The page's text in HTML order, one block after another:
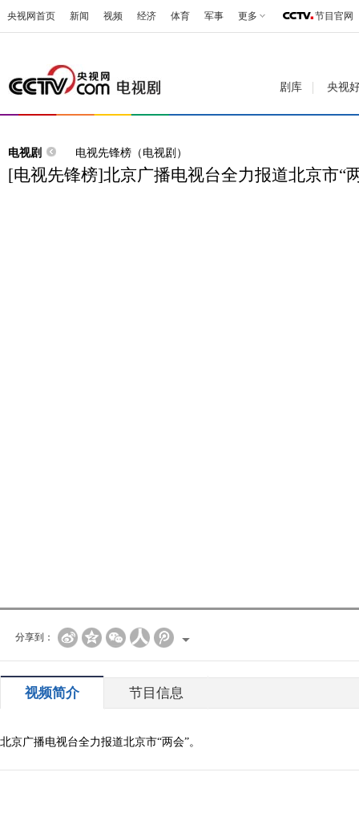
央视网首页 新闻 视频 经济 体育 军事 更多 节目官网
剧库 央视
电视剧 电视先锋榜（电视剧）
[电视先锋榜]北京广播电视台全力报道北京市“
分享到：
视频简介 节目信息
北京广播电视台全力报道北京市“两会”。